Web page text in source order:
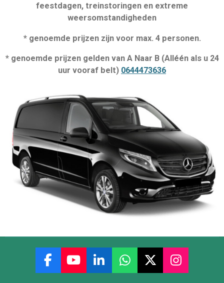
feestdagen, treinstoringen en extreme
weersomstandigheden
* genoemde prijzen zijn voor max. 4 personen.
* genoemde prijzen gelden van A Naar B (Alléén als u 24
uur vooraf belt) 0644473636
F
Y
L
W
X
I